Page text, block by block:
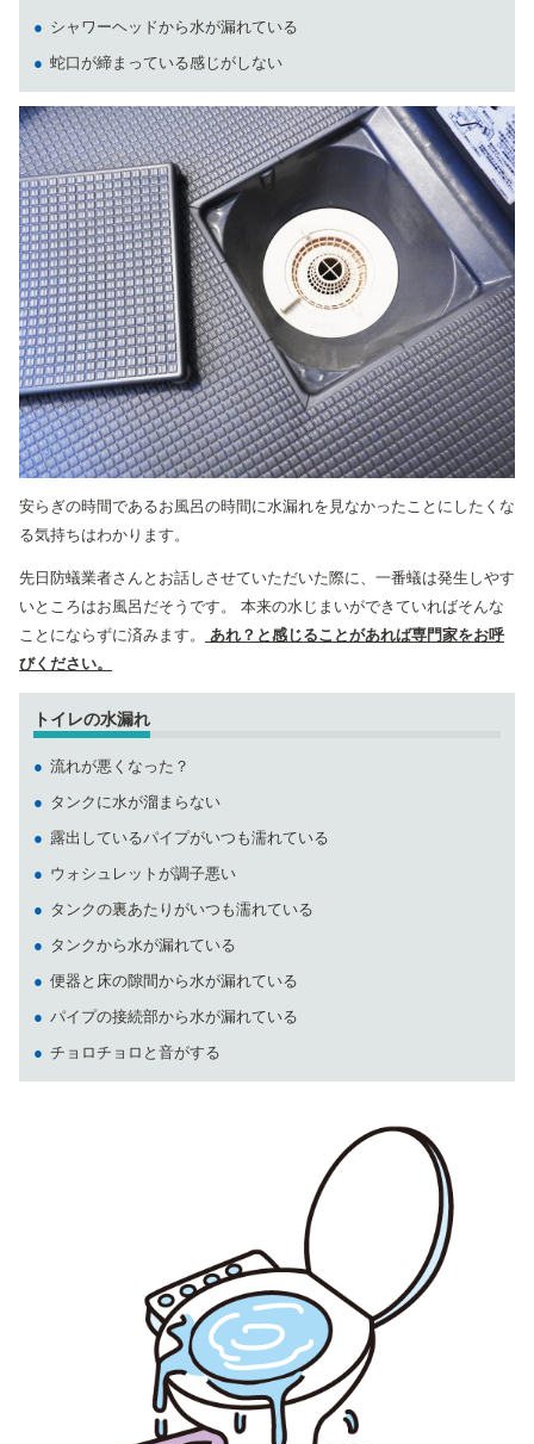
シャワーヘッドから水が漏れている
蛇口が締まっている感じがしない
安らぎの時間であるお風呂の時間に水漏れを見なかったことにしたくな
る気持ちはわかります。
先日防蟻業者さんとお話しさせていただいた際に、一番蟻は発生しやす
いところはお風呂だそうです。 本来の水じまいができていればそんな
ことにならずに済みます。
あれ？と感じることがあれば専門家をお呼
びください。
トイレの水漏れ
流れが悪くなった？
タンクに水が溜まらない
露出しているパイプがいつも濡れている
ウォシュレットが調子悪い
タンクの裏あたりがいつも濡れている
タンクから水が漏れている
便器と床の隙間から水が漏れている
パイプの接続部から水が漏れている
チョロチョロと音がする